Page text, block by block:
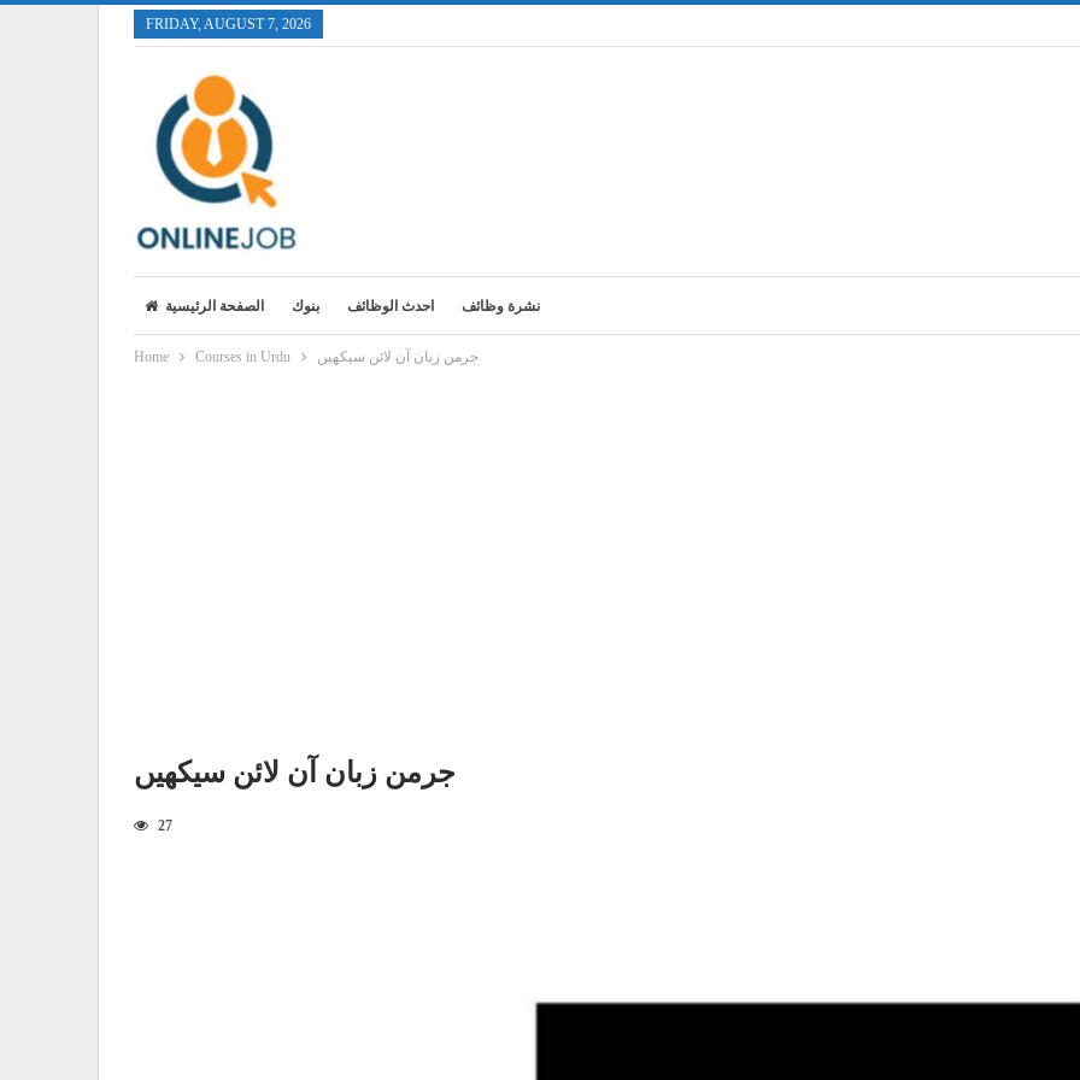
FRIDAY, AUGUST 7, 2026
الصفحة الرئيسية بنوك احدث الوظائف نشرة وظائف
Home Courses in Urdu جرمن زبان آن لائن سیکھیں
جرمن زبان آن لائن سیکھیں
27